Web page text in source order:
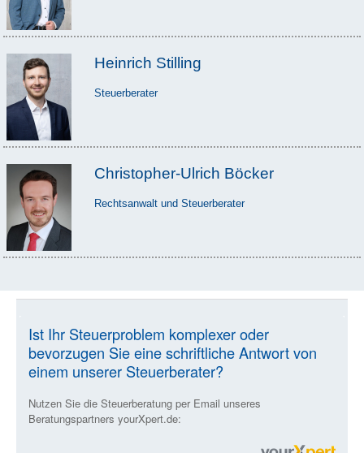
Heinrich Stilling
Steuerberater
Christopher-Ulrich Böcker
Rechtsanwalt und Steuerberater